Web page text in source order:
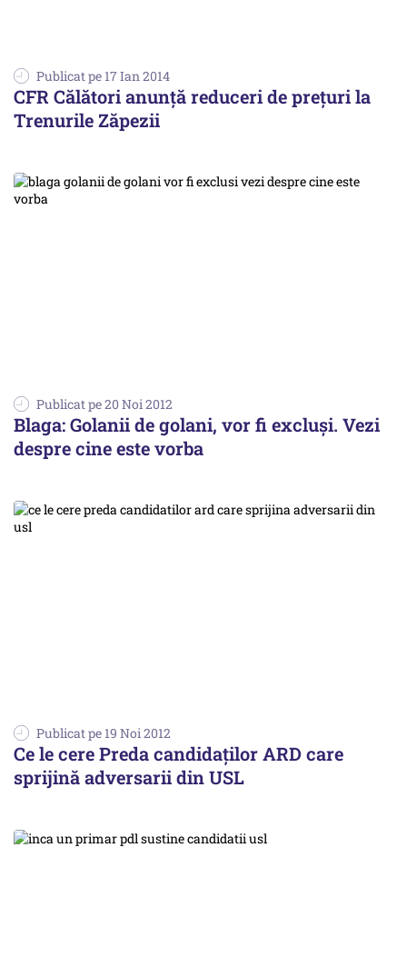
Publicat pe 17 Ian 2014
CFR Călători anunță reduceri de prețuri la
Trenurile Zăpezii
Publicat pe 20 Noi 2012
Blaga: Golanii de golani, vor fi excluşi. Vezi
despre cine este vorba
Publicat pe 19 Noi 2012
Ce le cere Preda candidaţilor ARD care
sprijină adversarii din USL